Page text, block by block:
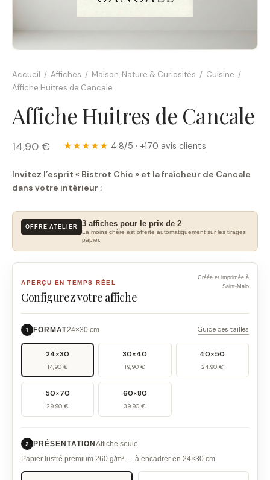
Accueil / Affiches / Maison, Nature & Curiosités / Cuisine /
Affiche Huitres de Cancale
Affiche Huitres de Cancale
14,90 € ★★★★★ 4.8/5 · +170 avis clients
Invitez l’esprit « Bistrot Chic » et la fraîcheur de Cancale
dans votre intérieur :
OFFRE ATELIER 3 affiches pour le prix de 2
La moins chère est offerte automatiquement sur les tirages
papier.
APERÇU EN TEMPS RÉEL
Configurez votre affiche
Créée et imprimée à
Saint-Malo
1 FORMAT24×30 cm Guide des tailles
24×30
14,90 €
30×40
19,90 €
40×50
24,90 €
50×70
29,90 €
60×80
39,90 €
2 PRÉSENTATION Affiche seule
Papier lustré premium 260 g/m² — à encadrer en 24×30 cm